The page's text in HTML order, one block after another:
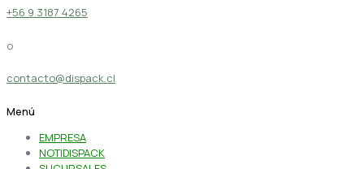
+56 9 3187 4265
o
contacto@dispack.cl
Menú
EMPRESA
NOTIDISPACK